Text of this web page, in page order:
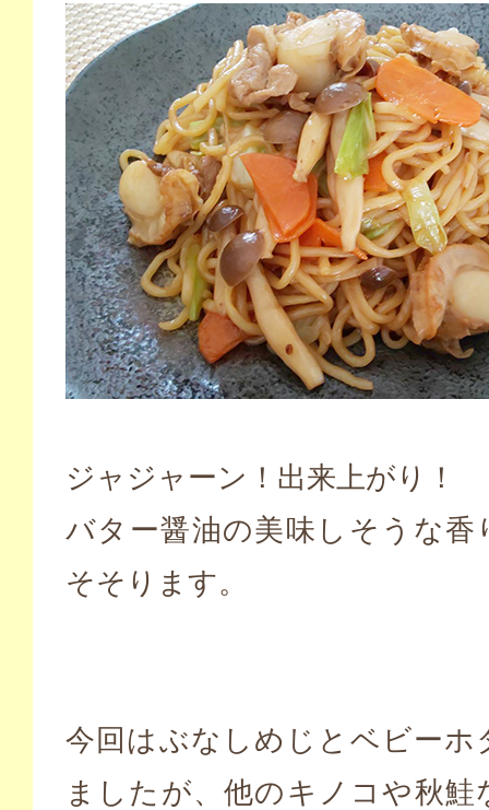
ジャジャーン！出来上がり！
バター醤油の美味しそうな香
そそります。
今回はぶなしめじとベビーホ
ましたが、他のキノコや秋鮭